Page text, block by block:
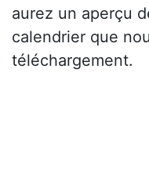
aurez un aperçu
calendrier que
téléchargement.